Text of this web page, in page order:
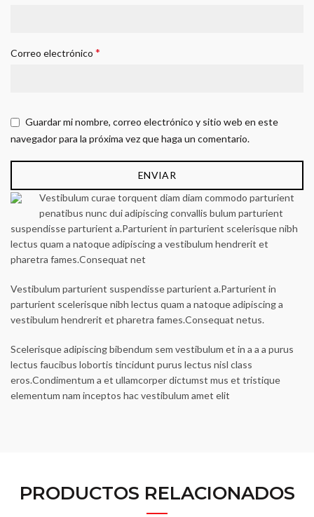
Correo electrónico *
Guardar mi nombre, correo electrónico y sitio web en este
navegador para la próxima vez que haga un comentario.
Vestibulum curae torquent diam diam commodo parturient
penatibus nunc dui adipiscing convallis bulum parturient
suspendisse parturient a.Parturient in parturient scelerisque nibh
lectus quam a natoque adipiscing a vestibulum hendrerit et
pharetra fames.Consequat net
Vestibulum parturient suspendisse parturient a.Parturient in
parturient scelerisque nibh lectus quam a natoque adipiscing a
vestibulum hendrerit et pharetra fames.Consequat netus.
Scelerisque adipiscing bibendum sem vestibulum et in a a a purus
lectus faucibus lobortis tincidunt purus lectus nisl class
eros.Condimentum a et ullamcorper dictumst mus et tristique
elementum nam inceptos hac vestibulum amet elit
PRODUCTOS RELACIONADOS